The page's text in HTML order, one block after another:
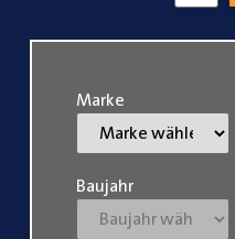
Marke
Baujahr